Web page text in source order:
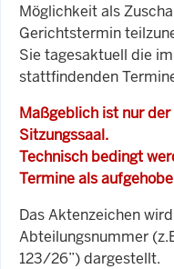
Möglichkeit als
Gerichtstermin
Sie tagesaktuell die
stattfindenden
Maßgeblich ist nur
Sitzungssaal.
Technisch bedingt
Termine als
Das Aktenzeichen
Abteilungsnummer
123/26”) dargestellt.